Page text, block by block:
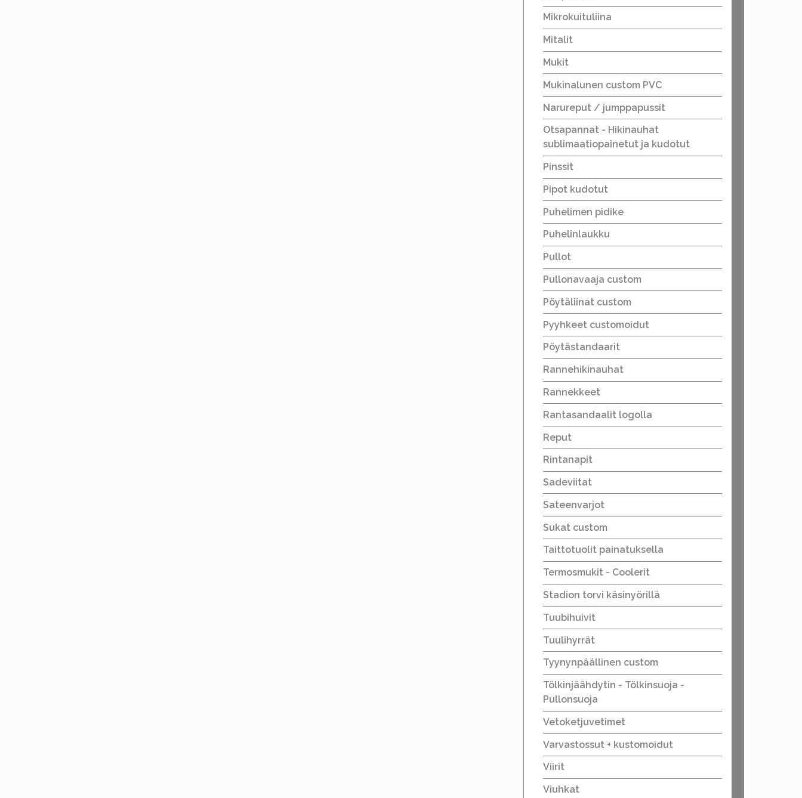
Mikrokuituliina
Mitalit
Mukit
Mukinalunen custom PVC
Narureput / jumppapussit
Otsapannat - Hikinauhat
sublimaatiopainetut ja kudotut
Pinssit
Pipot kudotut
Puhelimen pidike
Puhelinlaukku
Pullot
Pullonavaaja custom
Pöytäliinat custom
Pyyhkeet customoidut
Pöytästandaarit
Rannehikinauhat
Rannekkeet
Rantasandaalit logolla
Reput
Rintanapit
Sadeviitat
Sateenvarjot
Sukat custom
Taittotuolit painatuksella
Termosmukit - Coolerit
Stadion torvi käsinyörillä
Tuubihuivit
Tuulihyrrät
Tyynynpäällinen custom
Tölkinjäähdytin - Tölkinsuoja -
Pullonsuoja
Vetoketjuvetimet
Varvastossut + kustomoidut
Viirit
Viuhkat